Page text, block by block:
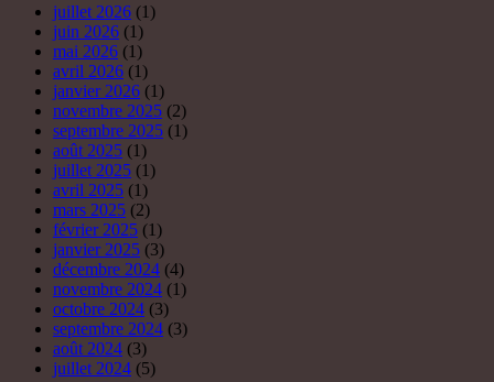
juillet 2026 (1)
juin 2026 (1)
mai 2026 (1)
avril 2026 (1)
janvier 2026 (1)
novembre 2025 (2)
septembre 2025 (1)
août 2025 (1)
juillet 2025 (1)
avril 2025 (1)
mars 2025 (2)
février 2025 (1)
janvier 2025 (3)
décembre 2024 (4)
novembre 2024 (1)
octobre 2024 (3)
septembre 2024 (3)
août 2024 (3)
juillet 2024 (5)